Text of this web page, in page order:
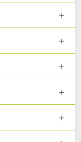
+
+
+
+
+